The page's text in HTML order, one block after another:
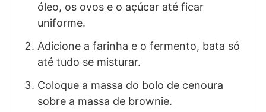
óleo, os ovos e o açúcar até ficar
uniforme.
Adicione a farinha e o fermento, bata só
até tudo se misturar.
Coloque a massa do bolo de cenoura
sobre a massa de brownie.